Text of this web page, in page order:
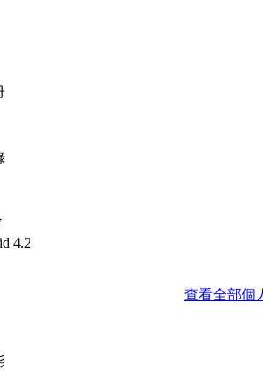
4.2
查看全部個